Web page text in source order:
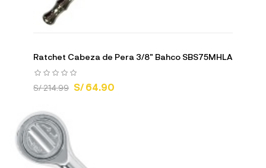
Ratchet Cabeza de Pera 3/8" Bahco SBS75MHLA
S/ 214.99 S/ 64.90